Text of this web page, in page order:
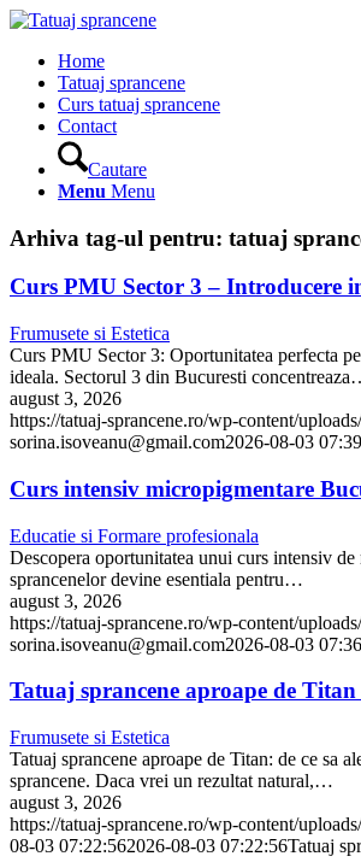
Home
Tatuaj sprancene
Curs tatuaj sprancene
Contact
Cautare
Menu Menu
Arhiva tag-ul pentru: tatuaj
Curs PMU Sector 3 – Introducere
Frumusete si Estetica
Curs PMU Sector 3: Oportunitatea perfecta
ideala. Sectorul 3 din Bucuresti
august 3, 2026
https://tatuaj-sprancene.ro/wp-content/
sorina.isoveanu@gmail.com2026-08-03
Curs intensiv micropigmentare
Educatie si Formare profesionala
Descopera oportunitatea unui curs intensiv
sprancenelor devine esentiala pentru…
august 3, 2026
https://tatuaj-sprancene.ro/wp-content/
sorina.isoveanu@gmail.com2026-08-03
Tatuaj sprancene aproape de
Frumusete si Estetica
Tatuaj sprancene aproape de Titan: de ce sa
sprancene. Daca vrei un rezultat natural,…
august 3, 2026
https://tatuaj-sprancene.ro/wp-content/
08-03 07:22:562026-08-03 07:22:56Tatuaj